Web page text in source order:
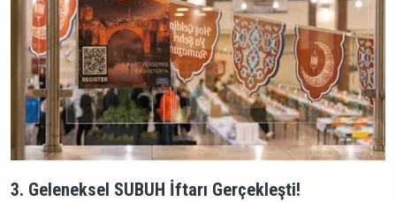
3. Geleneksel SUBUH İftarı Gerçekleşti!